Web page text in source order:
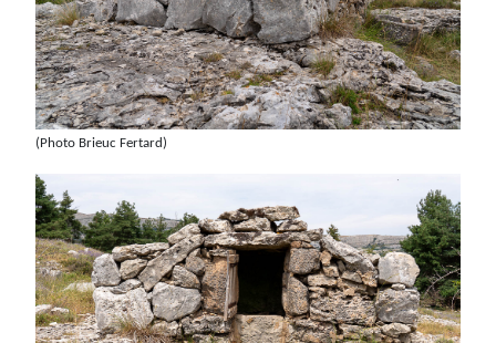
(Photo Brieuc Fertard)